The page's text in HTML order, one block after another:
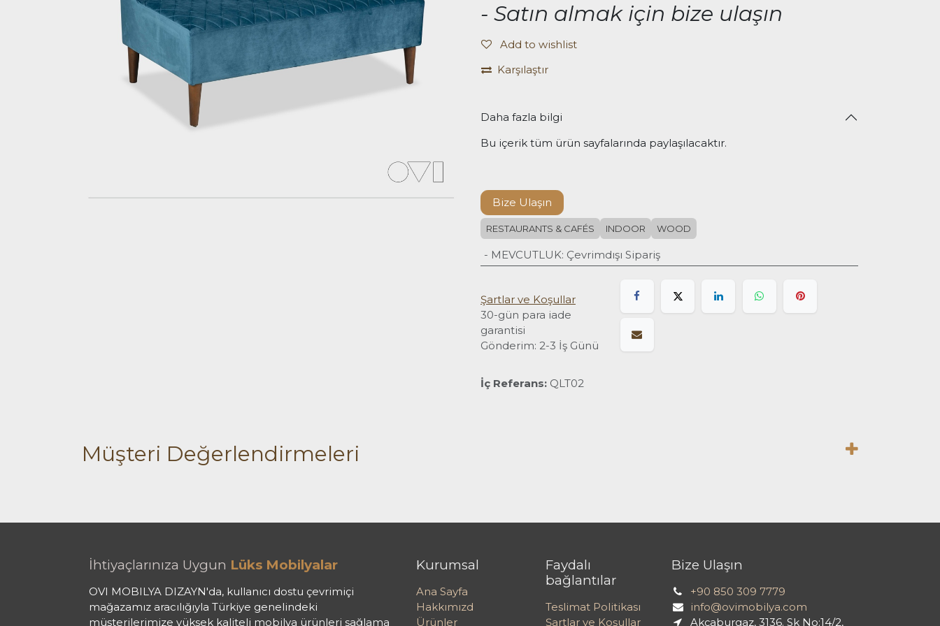
- Satın almak için bize ulaşın
Add to wishlist
Karşılaştır
Daha fazla bilgi
Bu içerik tüm ürün sayfalarında paylaşılacaktır.
Bize Ulaşın
RESTAURANTS & CAFÉS INDOOR WOOD
- MEVCUTLUK: Çevrimdışı Sipariş
Şartlar ve Koşullar
30-gün para iade
garantisi
Gönderim: 2-3 İş Günü
İç Referans: QLT02
Müşteri Değerlendirmeleri
İhtiyaçlarınıza Uygun Lüks Mobilyalar
OVI MOBILYA DIZAYN'da, kullanıcı dostu çevrimiçi
mağazamız aracılığıyla Türkiye genelindeki
müşterilerimize yüksek kaliteli mobilya ürünleri sağlama
Bize Ulaşın
+90 850 309 7779
info@ovimobilya.com
Akçaburgaz, 3136. Sk No:14/2,
Faydalı
bağlantılar
Teslimat Politikası
Şartlar ve Koşullar
Kurumsal
Ana Sayfa
Hakkımızd
Ürünler